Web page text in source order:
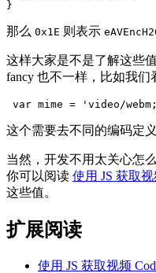
那么 0x1E 则表示
这样大家是不是了解这些
fancy 也不一样，比如我们
这个需要去不同的编码定
当然，开发不用太关心怎
你可以阅读 使用 JS 获取视
这些值。
扩展阅读
使用 JS 获取视频